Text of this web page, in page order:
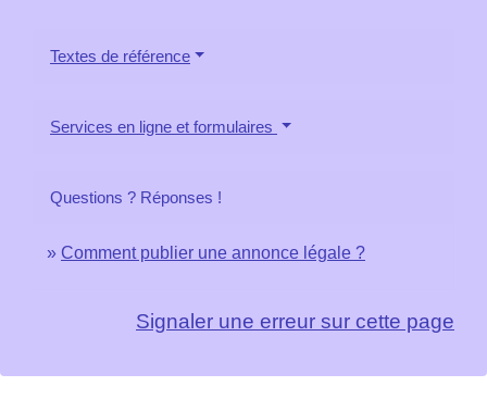
Textes de référence
Services en ligne et formulaires
Questions ? Réponses !
Comment publier une annonce légale ?
Signaler une erreur sur cette page